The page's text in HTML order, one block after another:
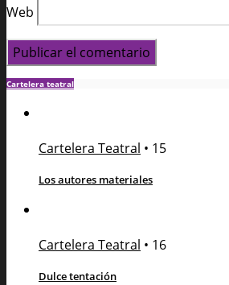
Web
Cartelera teatral
Cartelera Teatral • 15
Los autores materiales
Cartelera Teatral • 16
Dulce tentación